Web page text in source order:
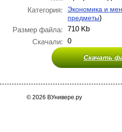
Категория:
Экономика и
предметы)
Размер файла:
710 Kb
Скачали:
0
Скачать
© 2026 ВУнивере.ру